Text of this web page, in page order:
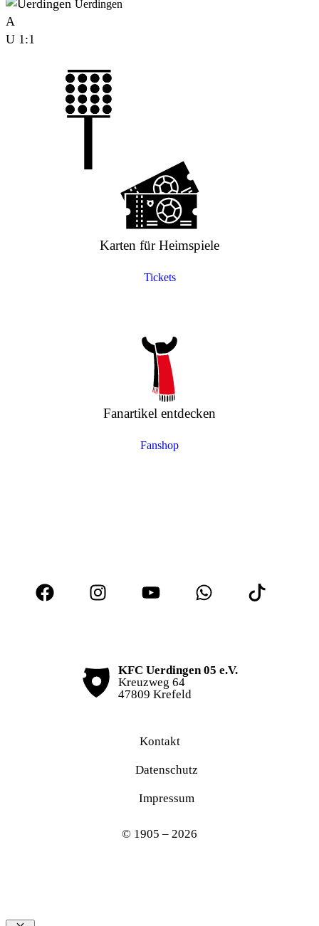
Uerdingen
A
U 1:1
Karten für Heimspiele
Tickets
Fanartikel entdecken
Fanshop
KFC Uerdingen 05 e.V.
Kreuzweg 64
47809 Krefeld
Kontakt
Datenschutz
Impressum
© 1905 – 2026